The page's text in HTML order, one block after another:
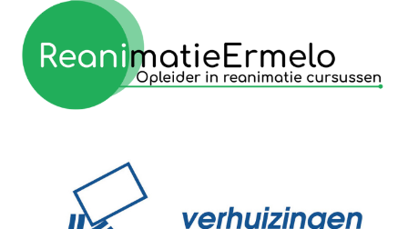
reanimatie ermelo